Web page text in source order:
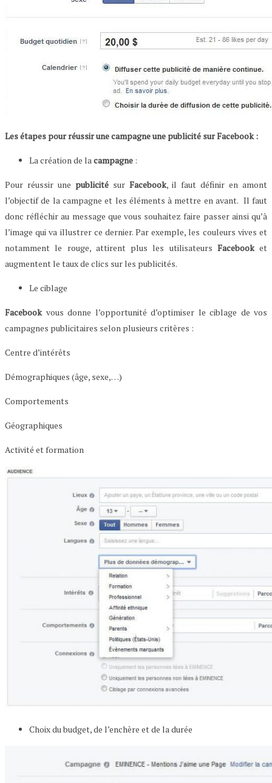
Les étapes pour réussir une campagne une publicité sur Facebook :
La création de lacampagne :
Pour réussir une publicitésur Facebook, il faut définir en amont
l’objectif de la campagne et les éléments à mettre en avant. Il faut
donc réfléchir au message que vous souhaitez faire passer ainsi qu’à
l’image qui va illustrer ce dernier. Par exemple, les couleurs vives et
notamment le rouge, attirent plus les utilisateurs Facebooket
augmentent le taux de clics sur les publicités.
Le ciblage
Facebookvous donne l’opportunité d’optimiser le ciblage de vos
campagnes publicitaires selon plusieurs critères :
Centre d’intérêts
Démographiques (âge, sexe,…)
Comportements
Géographiques
Activité et formation
Choix du budget, de l’enchère et de la durée